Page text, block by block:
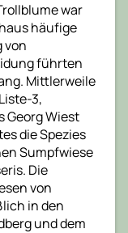
war
häufige
von
führten
Mittlerweile
3,
Georg Wiest
die Spezies
Sumpfwiese
Die
von
in den
und dem